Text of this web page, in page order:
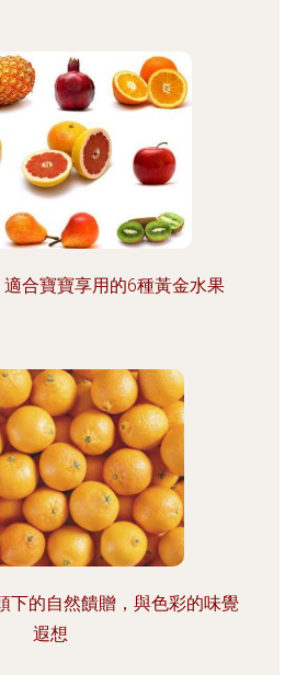
合寶寶享用的6種黃金水果
下的自然饋贈，與色彩的味覺
遐想